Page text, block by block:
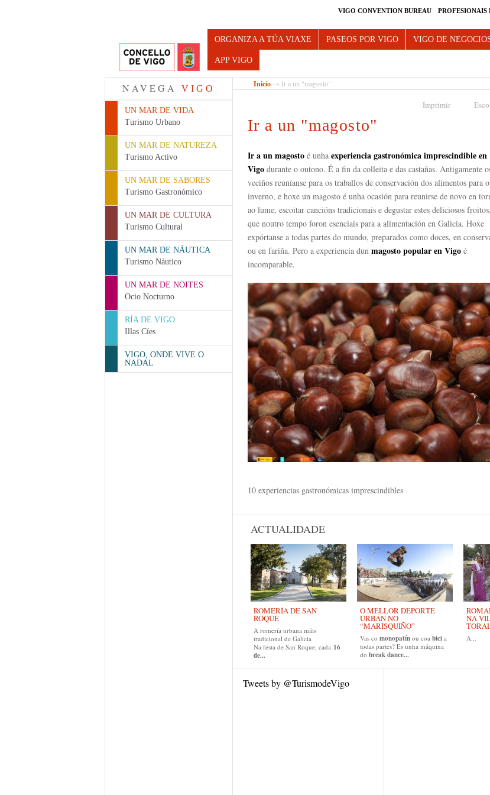
VIGO CONVENTION BUREAU PROFESIONAIS
Turismo de Vigo
ORGANIZA A TÚA VIAXE PASEOS POR VIGO VIGO DE
APP VIGO
NAVEGA VIGO
UN MAR DE VIDA
Turismo Urbano
UN MAR DE NATUREZA
Turismo Activo
UN MAR DE SABORES
Turismo Gastronómico
UN MAR DE CULTURA
Turismo Cultural
UN MAR DE NÁUTICA
Turismo Náutico
UN MAR DE NOITES
Ocio Nocturno
RÍA DE VIGO
Illas Cíes
VIGO, ONDE VIVE O
NADAL
Inicio → Ir a un "magosto"
Imprimir
Ir a un "magosto"
Ir a un magosto é unha experiencia gastronómica imprescindible en
Vigo durante o outono. É a fin da colleita e das castañas. Antigamente
veciños reuníanse para os traballos de conservación dos alimentos para o
inverno, e hoxe un magosto é unha ocasión para reunirse de novo en
ao lume, escoitar cancións tradicionais e degustar estes deliciosos froitos,
que noutro tempo foron esenciais para a alimentación en Galicia. Hoxe
expórtanse a todas partes do mundo, preparados como doces, en
ou en fariña. Pero a experiencia dun magosto popular en Vigo é
incomparable.
10 experiencias gastronómicas imprescindibles
ACTUALIDADE
ROMERÍA DE SAN
ROQUE
A romería urbana máis
tradicional de Galicia
Na festa de San Roque, cada 16
de...
O MELLOR DEPORTE
URBAN NO
“MARISQUIÑO”
Vas co monopatín ou coa bici a
todas partes? Es unha máquina
do break dance...
NA
A...
Tweets by @TurismodeVigo